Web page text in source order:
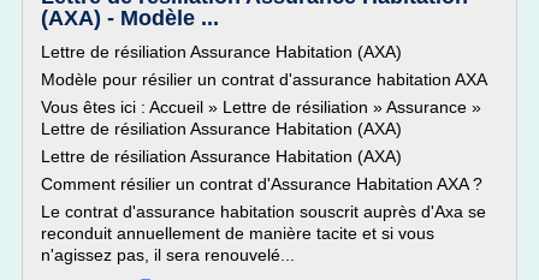
(AXA) - Modèle ...
Lettre de résiliation Assurance Habitation (AXA)
Modèle pour résilier un contrat d'assurance habitation AXA
Vous êtes ici : Accueil » Lettre de résiliation » Assurance »
Lettre de résiliation Assurance Habitation (AXA)
Lettre de résiliation Assurance Habitation (AXA)
Comment résilier un contrat d'Assurance Habitation AXA ?
Le contrat d'assurance habitation souscrit auprès d'Axa se
reconduit annuellement de manière tacite et si vous
n'agissez pas, il sera renouvelé...